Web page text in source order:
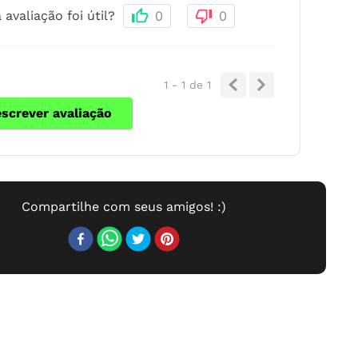
avaliação foi útil? 0 0
1 - 1 de 1
avaliação